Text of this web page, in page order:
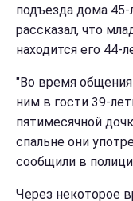
подъезда дома
рассказал, что
находится его 44-
"Во время общения
ним в гости 39-
пятимесячной
спальне они
сообщили в
Через некоторое